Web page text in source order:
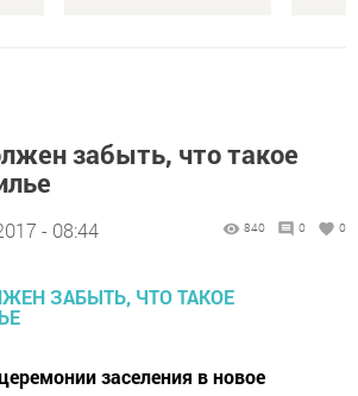
забыть, что такое
- 08:44 840 0 0
заселения в новое